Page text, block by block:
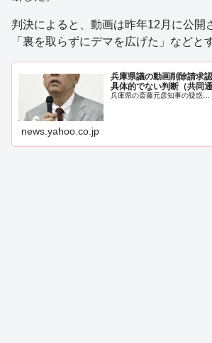
判決によると、動画は昨年12月に公開
「裏を取らずにデマを広げた」などと
兵庫県議の動画削除請求
具体的でない判断（共同
兵庫県の斎藤元彦知事の疑惑…
news.yahoo.co.jp